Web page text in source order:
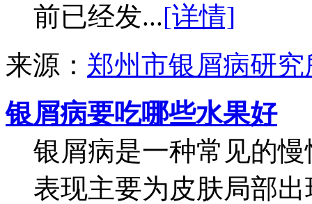
前已经发...[详情]
来源： 郑州市银屑病研究
银屑病要吃哪些水果好
银屑病是一种常见的
表现主要为皮肤局部